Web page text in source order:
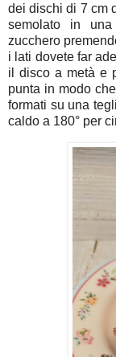
dei dischi di 7 cm
semolato in
zucchero
i lati dovete far
il disco a metà e
punta in modo
formati su una
caldo a 180° per